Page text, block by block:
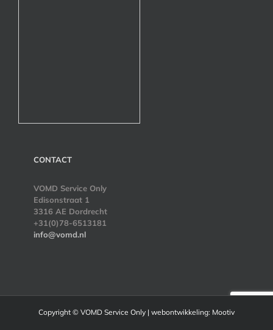
CONTACT
VOMD Service Only
Edisonstraat 1
3316 AE Dordrecht
+31(0)78-6513181
info@vomd.nl
Copyright © VOMD Service Only | webontwikkeling: Mootiv